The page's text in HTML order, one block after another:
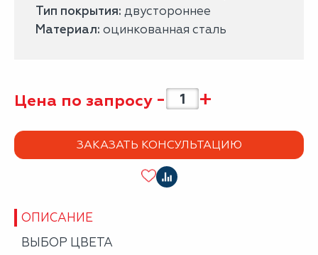
Тип покрытия: двустороннее
Материал: оцинкованная сталь
Цена по запросу - +
ЗАКАЗАТЬ КОНСУЛЬТАЦИЮ
ОПИСАНИЕ
ВЫБОР ЦВЕТА